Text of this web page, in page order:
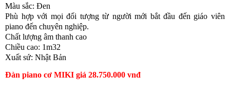
Màu sắc: Đen
Phù hợp với mọi đối tượng từ người mới bắt đầu đến giáo viên
piano đến chuyên nghiệp.
Chất lượng âm thanh cao
Chiều cao: 1m32
Xuất sứ: Nhật Bản
Đàn piano cơ MIKI giá 28.750.000 vnđ